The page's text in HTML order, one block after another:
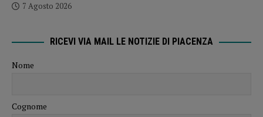
7 Agosto 2026
RICEVI VIA MAIL LE NOTIZIE DI PIACENZA
Nome
Cognome